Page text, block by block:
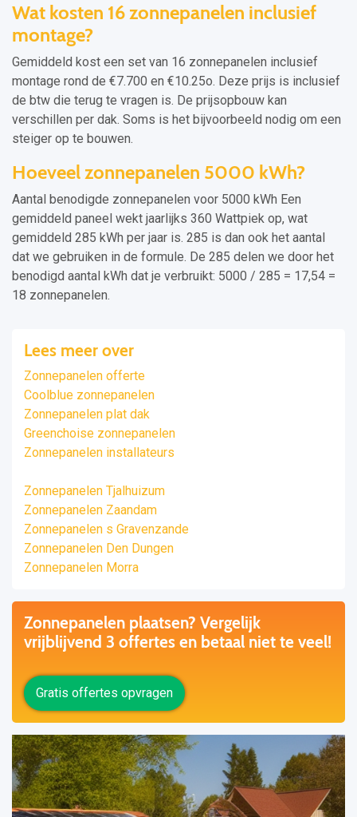
Wat kosten 16 zonnepanelen inclusief
montage?
Gemiddeld kost een set van 16 zonnepanelen inclusief
montage rond de €7.700 en €10.25o. Deze prijs is inclusief
de btw die terug te vragen is. De prijsopbouw kan
verschillen per dak. Soms is het bijvoorbeeld nodig om een
steiger op te bouwen.
Hoeveel zonnepanelen 5000 kWh?
Aantal benodigde zonnepanelen voor 5000 kWh Een
gemiddeld paneel wekt jaarlijks 360 Wattpiek op, wat
gemiddeld 285 kWh per jaar is. 285 is dan ook het aantal
dat we gebruiken in de formule. De 285 delen we door het
benodigd aantal kWh dat je verbruikt: 5000 / 285 = 17,54 =
18 zonnepanelen.
Lees meer over
Zonnepanelen offerte
Coolblue zonnepanelen
Zonnepanelen plat dak
Greenchoise zonnepanelen
Zonnepanelen installateurs
Zonnepanelen Tjalhuizum
Zonnepanelen Zaandam
Zonnepanelen s Gravenzande
Zonnepanelen Den Dungen
Zonnepanelen Morra
Zonnepanelen plaatsen? Vergelijk
vrijblijvend 3 offertes en betaal niet te veel!
Gratis offertes opvragen